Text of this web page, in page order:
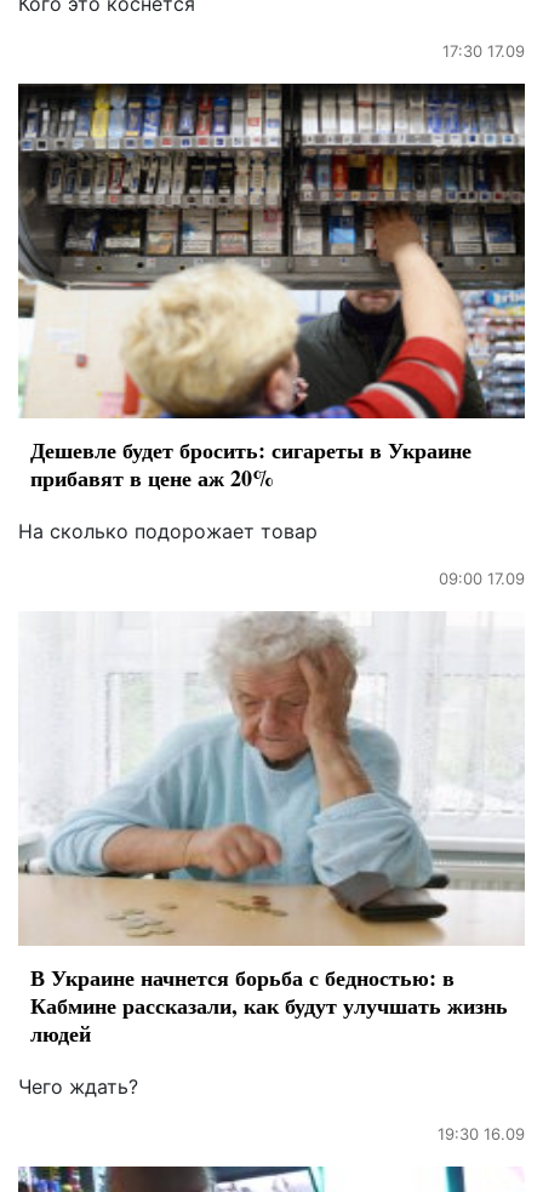
17:30 17.09
Дешевле будет бросить: сигареты в Украине
прибавят в цене аж 20%
На сколько подорожает товар
09:00 17.09
В Украине начнется борьба с бедностью: в
Кабмине рассказали, как будут улучшать жизнь
людей
Чего ждать?
19:30 16.09